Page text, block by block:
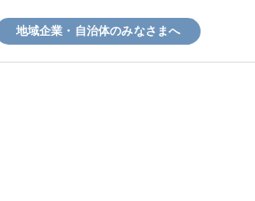
地域企業・自治体のみなさまへ